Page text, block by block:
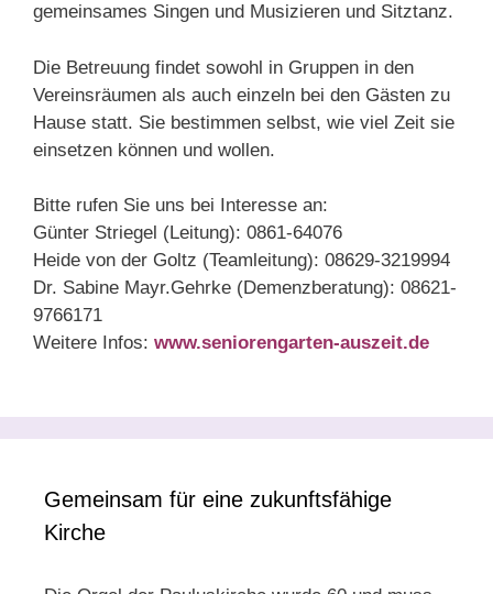
Evangelische Zentrale für
Kompressor/Gate/Limiter dbx 166x
gemeinsames Singen und Musizieren und Sitztanz.
Die Betreuung findet sowohl in Gruppen in den
Vereinsräumen als auch einzeln bei den Gästen zu
Hause statt. Sie bestimmen selbst, wie viel Zeit sie
einsetzen können und wollen.
Bitte rufen Sie uns bei Interesse an:
Günter Striegel (Leitung): 0861-64076
Heide von der Goltz (Teamleitung): 08629-3219994
Dr. Sabine Mayr.Gehrke (Demenzberatung): 08621-
9766171
Weitere Infos: www.seniorengarten-auszeit.de
Gemeinsam für eine zukunftsfähige
Kirche